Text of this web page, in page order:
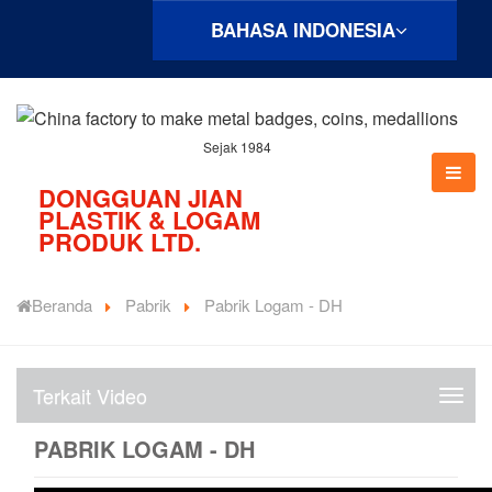
BAHASA INDONESIA
Sejak 1984
DONGGUAN JIAN
PLASTIK & LOGAM
PRODUK LTD.
Beranda Pabrik Pabrik Logam - DH
V
i
e
Terkait Video
PABRIK LOGAM - DH